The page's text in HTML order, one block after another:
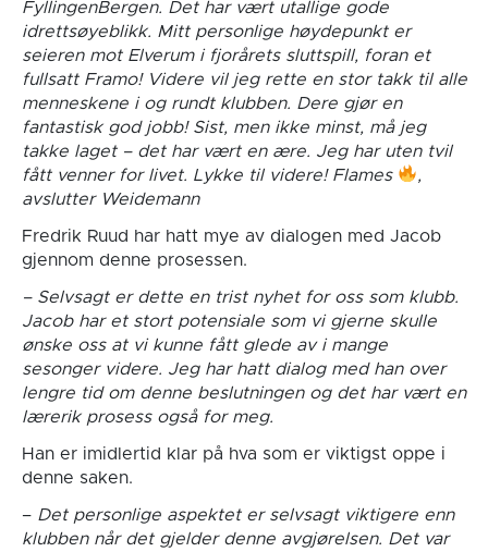
FyllingenBergen. Det har vært utallige gode
idrettsøyeblikk. Mitt personlige høydepunkt er
seieren mot Elverum i fjorårets sluttspill, foran et
fullsatt Framo! Videre vil jeg rette en stor takk til alle
menneskene i og rundt klubben. Dere gjør en
fantastisk god jobb! Sist, men ikke minst, må jeg
takke laget – det har vært en ære. Jeg har uten tvil
fått venner for livet. Lykke til videre! Flames
,
avslutter Weidemann
Fredrik Ruud har hatt mye av dialogen med Jacob
gjennom denne prosessen.
– Selvsagt er dette en trist nyhet for oss som klubb.
Jacob har et stort potensiale som vi gjerne skulle
ønske oss at vi kunne fått glede av i mange
sesonger videre. Jeg har hatt dialog med han over
lengre tid om denne beslutningen og det har vært en
lærerik prosess også for meg.
Han er imidlertid klar på hva som er viktigst oppe i
denne saken.
–Det personlige aspektet er selvsagt viktigere enn
klubben når det gjelder denne avgjørelsen. Det var